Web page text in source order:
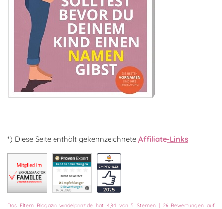
*) Diese Seite enthält gekennzeichnete Affiliate-Links
Das Eltern Blogazin windelprinz.de hat 4,84von5 Sternen | 26Bewertungen auf